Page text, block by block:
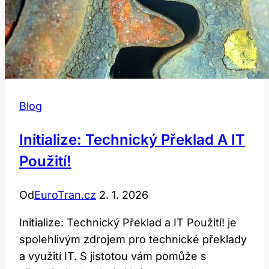
Blog
Initialize: Technický Překlad A IT
Použití!
OdEuroTran.cz 2. 1. 2026
Initialize: Technický Překlad a IT Použití! je
spolehlivým zdrojem pro technické překlady
a využití IT. S jistotou vám pomůže s